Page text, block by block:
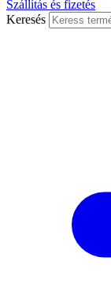
Szállítás és fizetés
Keresés